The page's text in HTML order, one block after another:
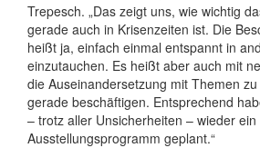
Trepesch. „Das zeigt uns, wie wichtig
gerade auch in Krisenzeiten ist. Die
heißt ja, einfach einmal entspannt in
einzutauchen. Es heißt aber auch mit
die Auseinandersetzung mit Themen
gerade beschäftigen. Entsprechend
– trotz aller Unsicherheiten – wieder
Ausstellungsprogramm geplant.“